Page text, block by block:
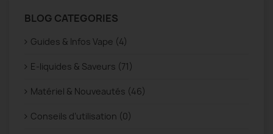
BLOG CATEGORIES
Guides & Infos Vape (4)
E-liquides & Saveurs (71)
Matériel & Nouveautés (46)
Conseils d’utilisation (0)